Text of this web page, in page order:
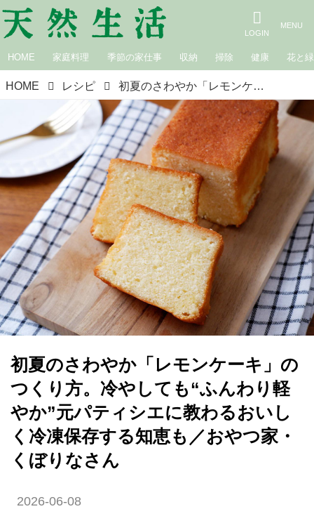
HOME 家庭料理 季節の家仕事 収納 掃除 健康 花と緑
HOME レシピ 初夏のさわやか「レモンケーキ」のつくり方。冷やしても“ふんわり軽やか”元パティシエに教わるおいしく冷凍保存する知恵も／おやつ家・くぼりなさん
初夏のさわやか「レモンケーキ」の
つくり方。冷やしても“ふんわり軽
やか”元パティシエに教わるおいし
く冷凍保存する知恵も／おやつ家・
くぼりなさん
2026-06-08